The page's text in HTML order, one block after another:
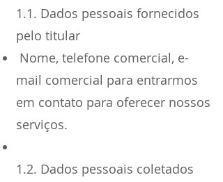
1.1. Dados pessoais fornecidos
pelo titular
Nome, telefone comercial, e-
mail comercial para entrarmos
em contato para oferecer nossos
serviços.
1.2. Dados pessoais coletados